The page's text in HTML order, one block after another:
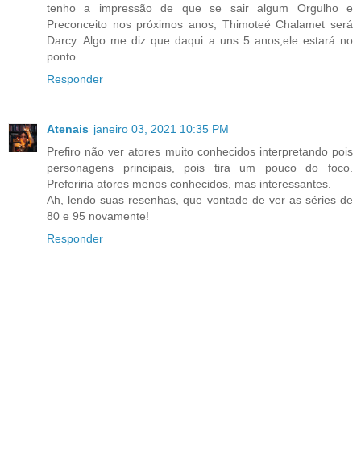
tenho a impressão de que se sair algum Orgulho e
Preconceito nos próximos anos, Thimoteé Chalamet será
Darcy. Algo me diz que daqui a uns 5 anos,ele estará no
ponto.
Responder
Atenais janeiro 03, 2021 10:35 PM
Prefiro não ver atores muito conhecidos interpretando pois
personagens principais, pois tira um pouco do foco.
Preferiria atores menos conhecidos, mas interessantes.
Ah, lendo suas resenhas, que vontade de ver as séries de
80 e 95 novamente!
Responder